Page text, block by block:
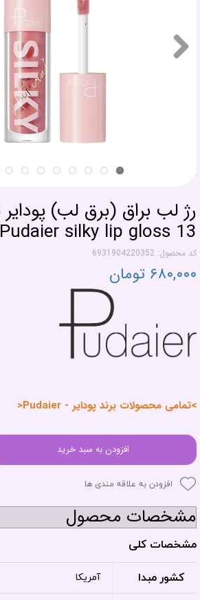
Pudaier silky lip gloss 13
کد محصول: 6931904220352
۶۸۰,۰۰۰ تومان
>تمامی محصولات برند پودایر - Pudaier<
افزودن به سبد خرید
افزودن به علاقه مندی ها
مشخصات محصول
مشخصات کلی
کشور مبدا آمریکا